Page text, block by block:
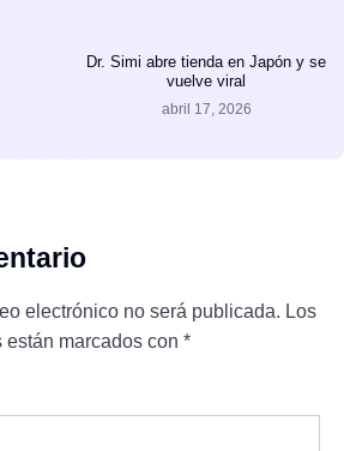
Dr. Simi abre tienda en Japón y se
vuelve viral
abril 17, 2026
electrónico no será publicada. Los
marcados con *